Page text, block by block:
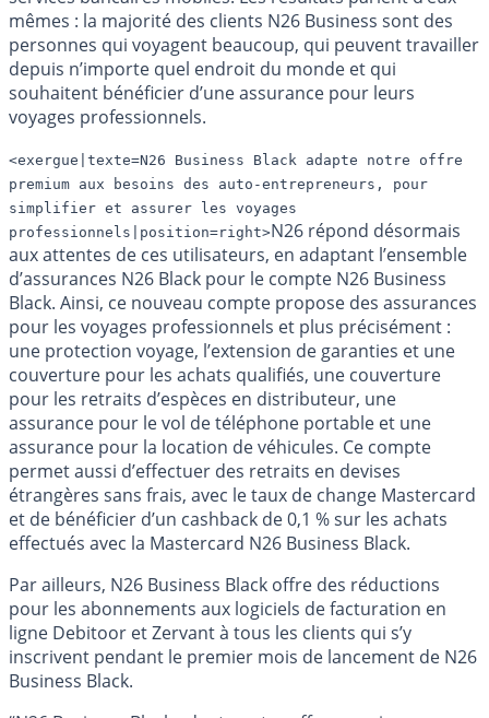
mêmes : la majorité des clients N26 Business sont des
personnes qui voyagent beaucoup, qui peuvent travailler
depuis n’importe quel endroit du monde et qui
souhaitent bénéficier d’une assurance pour leurs
voyages professionnels.
<exergue|texte=N26 Business Black adapte notre offre
premium aux besoins des auto-entrepreneurs, pour
simplifier et assurer les voyages
professionnels|position=right>N26 répond désormais
aux attentes de ces utilisateurs, en adaptant l’ensemble
d’assurances N26 Black pour le compte N26 Business
Black. Ainsi, ce nouveau compte propose des assurances
pour les voyages professionnels et plus précisément :
une protection voyage, l’extension de garanties et une
couverture pour les achats qualifiés, une couverture
pour les retraits d’espèces en distributeur, une
assurance pour le vol de téléphone portable et une
assurance pour la location de véhicules. Ce compte
permet aussi d’effectuer des retraits en devises
étrangères sans frais, avec le taux de change Mastercard
et de bénéficier d’un cashback de 0,1 % sur les achats
effectués avec la Mastercard N26 Business Black.
Par ailleurs, N26 Business Black offre des réductions
pour les abonnements aux logiciels de facturation en
ligne Debitoor et Zervant à tous les clients qui s’y
inscrivent pendant le premier mois de lancement de N26
Business Black.